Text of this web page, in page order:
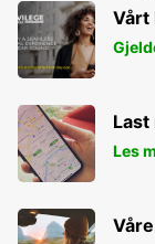
Vårt
Last
Les